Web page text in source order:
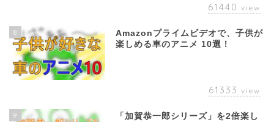
61440 view
8
Amazonプライムビデオで、子供が
楽しめる車のアニメ 10選！
61333 view
9
「加賀恭一郎シリーズ」を2倍楽し